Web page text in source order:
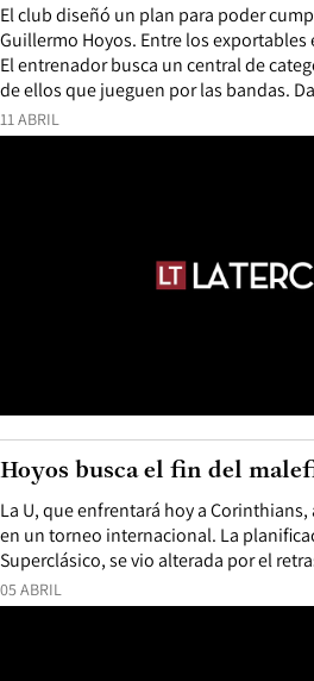
11 ABRIL
El club diseñó un plan para poder
Guillermo Hoyos. Entre los exportables
El entrenador busca un central de
de ellos que jueguen por las bandas.
05 ABRIL
La U, que enfrentará hoy a
en un torneo internacional. La
Superclásico, se vio alterada por el
Hoyos busca el fin del